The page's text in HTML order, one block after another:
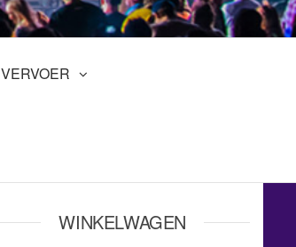
VERVOER
WINKELWAGEN